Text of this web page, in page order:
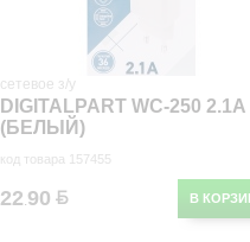
сетевое з/у
DIGITALPART WC-250 2.1A
(БЕЛЫЙ)
код товара 157455
В
22.90